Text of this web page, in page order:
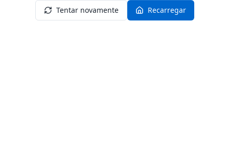
Tentar novamente Recarregar